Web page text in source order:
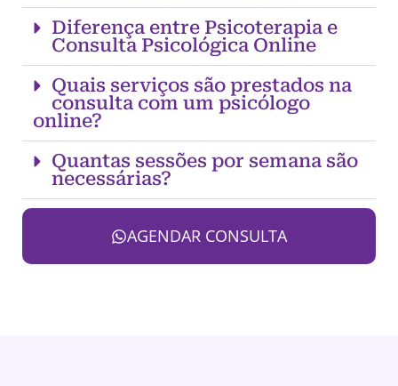
Diferença entre Psicoterapia e
Consulta Psicológica Online
Quais serviços são prestados na
consulta com um psicólogo
online?
Quantas sessões por semana são
necessárias?
AGENDAR CONSULTA